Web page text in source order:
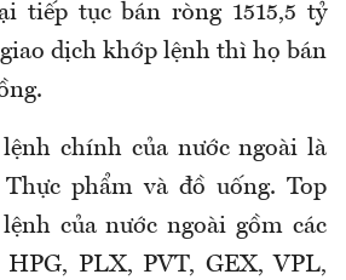
tiếp tục bán ròng 1515,5 tỷ
dịch khớp lệnh thì họ bán
chính của nước ngoài là
phẩm và đồ uống. Top
của nước ngoài gồm các
HPG, PLX, PVT, GEX, VPL,